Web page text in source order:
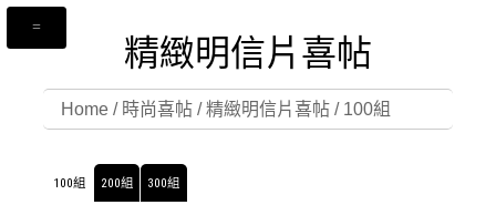
精緻明信片喜帖
Home/ 時尚喜帖/精緻明信片喜帖/ 100組
100組 200組 300組